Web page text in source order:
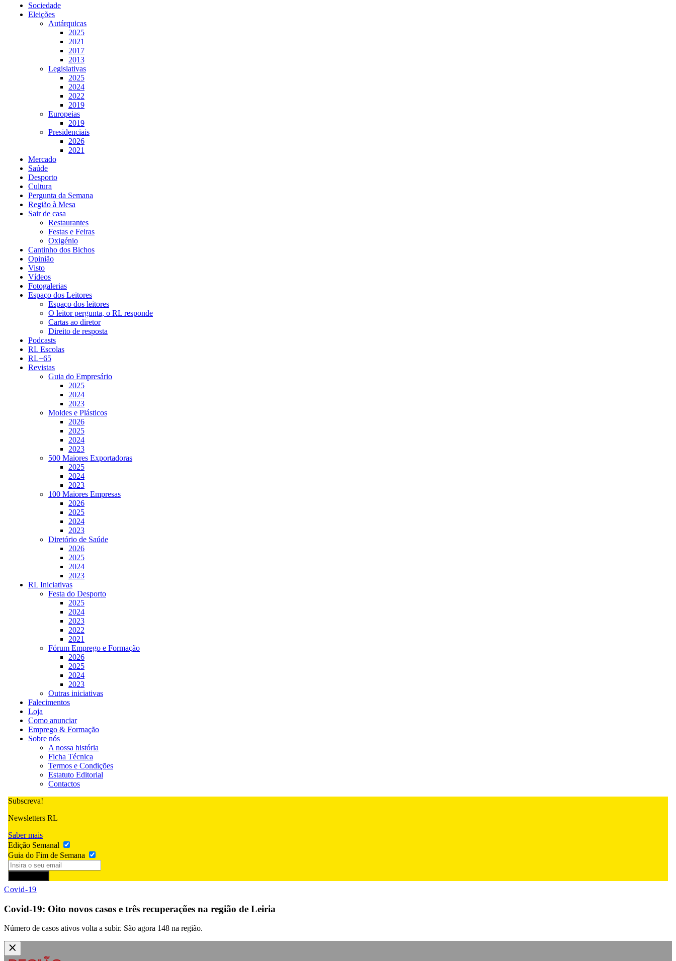
Sociedade
Eleições
Autárquicas
2025
2021
2017
2013
Legislativas
2025
2024
2022
2019
Europeias
2019
Presidenciais
2026
2021
Mercado
Saúde
Desporto
Cultura
Pergunta da Semana
Região à Mesa
Sair de casa
Restaurantes
Festas e Feiras
Oxigénio
Cantinho dos Bichos
Opinião
Visto
Vídeos
Fotogalerias
Espaço dos Leitores
Espaço dos leitores
O leitor pergunta, o RL responde
Cartas ao diretor
Direito de resposta
Podcasts
RL Escolas
RL+65
Revistas
Guia do Empresário
2025
2024
2023
Moldes e Plásticos
2026
2025
2024
2023
500 Maiores Exportadoras
2025
2024
2023
100 Maiores Empresas
2026
2025
2024
2023
Diretório de Saúde
2026
2025
2024
2023
RL Iniciativas
Festa do Desporto
2025
2024
2023
2022
2021
Fórum Emprego e Formação
2026
2025
2024
2023
Outras iniciativas
Falecimentos
Loja
Como anunciar
Emprego & Formação
Sobre nós
A nossa história
Ficha Técnica
Termos e Condições
Estatuto Editorial
Contactos
Subscreva!
Newsletters RL
Saber mais
Edição Semanal
Guia do Fim de Semana
Covid-19
Covid-19: Oito novos casos e três recuperações na região de Leiria
Número de casos ativos volta a subir. São agora 148 na região.